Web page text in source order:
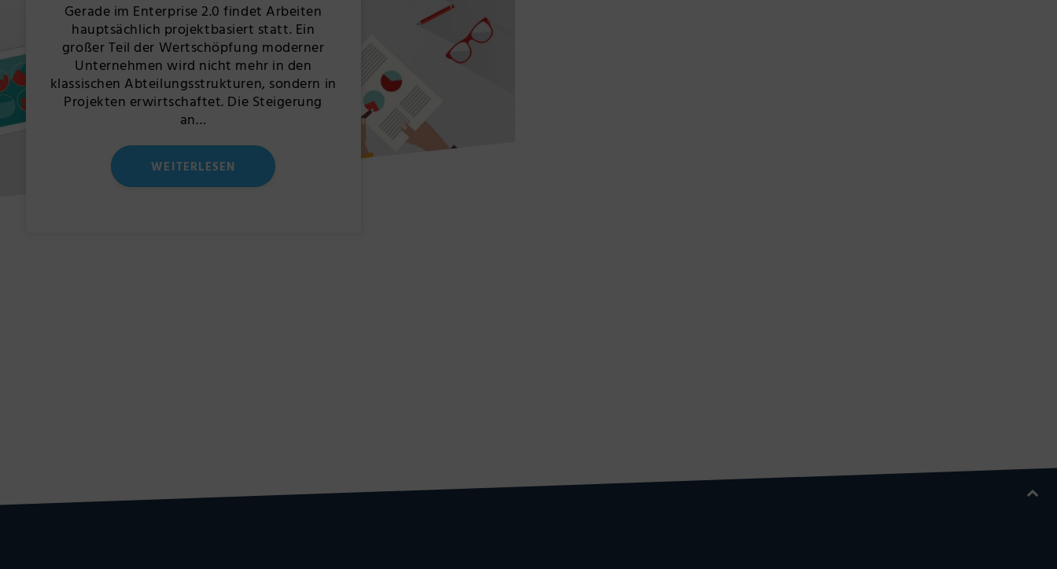
Gerade im Enterprise 2.0 findet Arbeiten
hauptsächlich projektbasiert statt. Ein
großer Teil der Wertschöpfung moderner
Unternehmen wird nicht mehr in den
klassischen Abteilungsstrukturen, sondern in
Projekten erwirtschaftet. Die Steigerung
an…
WEITERLESEN